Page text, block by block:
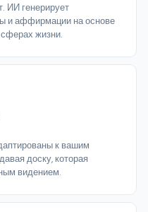
ИИ генерирует
и аффирмации на основе
жизни.
к вашим
доску, которая
видением.